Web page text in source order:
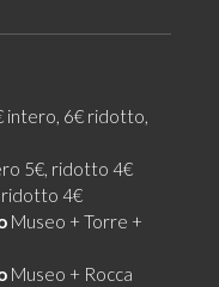
intero, 6€ ridotto,
5€, ridotto 4€
4€
Museo + Torre +
Museo + Rocca